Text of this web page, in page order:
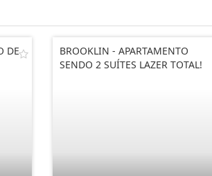
DE
BROOKLIN - APARTAMENTO
SENDO 2 SUÍTES LAZER TOTAL!